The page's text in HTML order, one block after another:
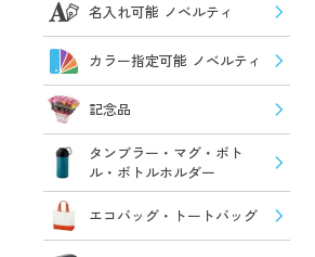
名入れ可能 ノベルティ
カラー指定可能 ノベルティ
記念品
タンブラー・マグ・ボト
ル・ボトルホルダー
エコバッグ・トートバッグ